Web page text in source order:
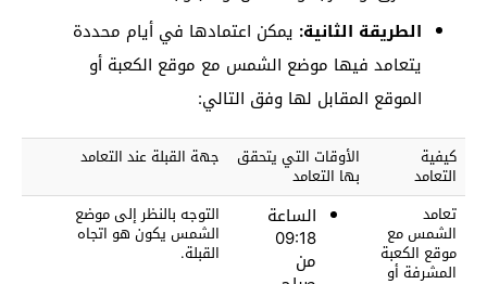
الطريقة الثانية: يمكن اعتمادها في أيام محددة
يتعامد فيها موضع الشمس مع موقع الكعبة أو
الموقع المقابل لها وفق التالي:
كيفية
التعامد
الأوقات التي يتحقق
بها التعامد
جهة القبلة عند التعامد
تعامد
الشمس مع
موقع الكعبة
المشرفة أو
الساعة
09:18
من
التوجه بالنظر إلى موضع
الشمس يكون هو اتجاه
القبلة.